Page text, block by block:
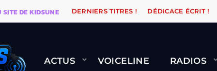
KIDSUNE WARÉTRO ORANGE ROAD QUI
DERNIERS TITRES ! DÉDICACE ÉCRIT !
ACTUS VOICELINE RADIOS